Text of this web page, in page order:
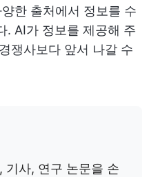
한 출처에서 정보를 수
. AI가 정보를 제공해 주
쟁사보다 앞서 나갈 수
기사, 연구 논문을 손